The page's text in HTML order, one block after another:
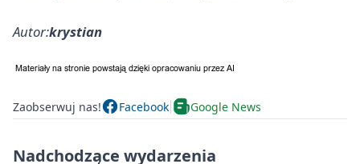
Autor:krystian
Zaobserwuj nas! Facebook Google News
Nadchodzące wydarzenia